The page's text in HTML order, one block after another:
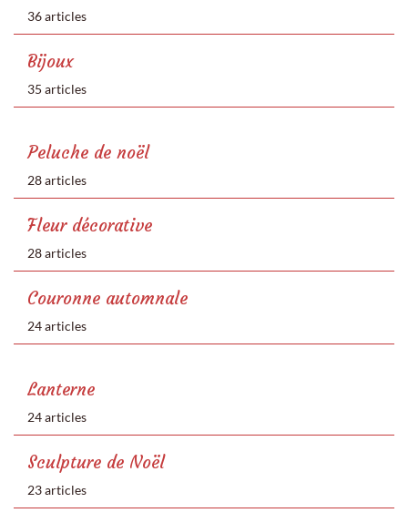
36 articles
Bijoux
35 articles
Peluche de noël
28 articles
Fleur décorative
28 articles
Couronne automnale
24 articles
Lanterne
24 articles
Sculpture de Noël
23 articles